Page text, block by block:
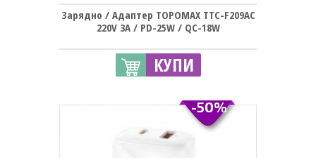
Зарядно / Адаптер TOPOMAX TTC-F209AC
220V 3A / PD-25W / QC-18W
КУПИ
-50%